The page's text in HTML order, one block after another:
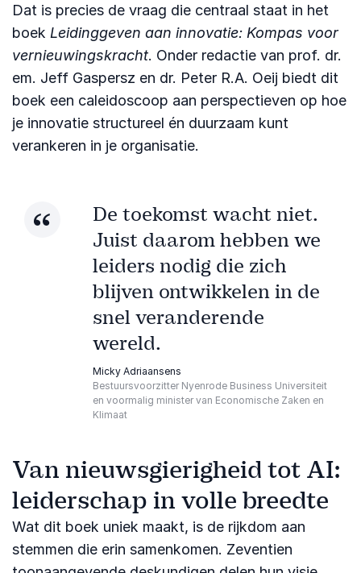
Dat is precies de vraag die centraal staat in het
boek Leidinggeven aan innovatie: Kompas voor
vernieuwingskracht. Onder redactie van prof. dr.
em. Jeff Gaspersz en dr. Peter R.A. Oeij biedt dit
boek een caleidoscoop aan perspectieven op hoe
je innovatie structureel én duurzaam kunt
verankeren in je organisatie.
De toekomst wacht niet.
Juist daarom hebben we
leiders nodig die zich
blijven ontwikkelen in de
snel veranderende
wereld.
Micky Adriaansens
Bestuursvoorzitter Nyenrode Business Universiteit
en voormalig minister van Economische Zaken en
Klimaat
Van nieuwsgierigheid tot AI:
leiderschap in volle breedte
Wat dit boek uniek maakt, is de rijkdom aan
stemmen die erin samenkomen. Zeventien